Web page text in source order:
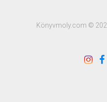
Könyvmoly.com ©